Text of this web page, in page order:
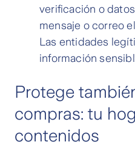
verificación o
mensaje o correo
Las entidades
información
Protege
compras: tu
contenidos